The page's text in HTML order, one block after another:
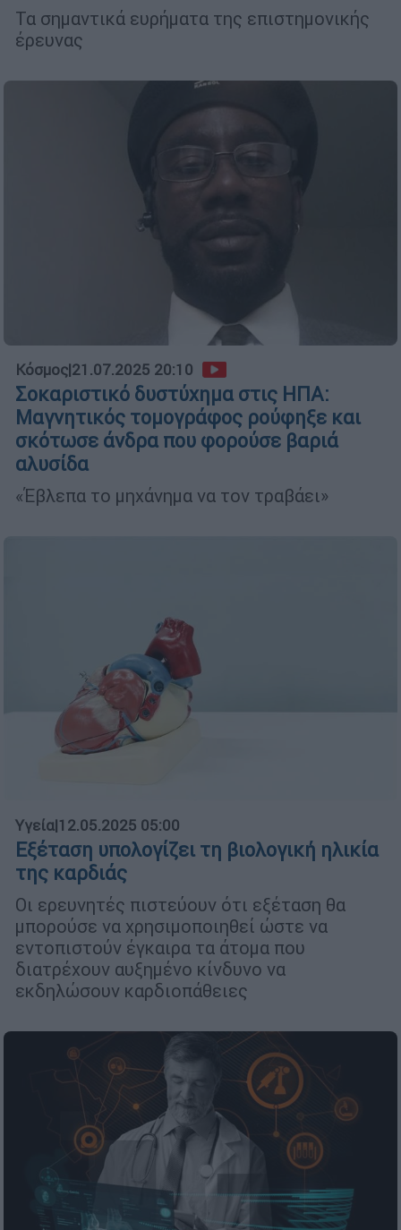
Τα σημαντικά ευρήματα της επιστημονικής
έρευνας
Κόσμος|21.07.2025 20:10
Σοκαριστικό δυστύχημα στις ΗΠΑ:
Μαγνητικός τομογράφος ρούφηξε και
σκότωσε άνδρα που φορούσε βαριά
αλυσίδα
«Έβλεπα το μηχάνημα να τον τραβάει»
Υγεία|12.05.2025 05:00
Εξέταση υπολογίζει τη βιολογική ηλικία
της καρδιάς
Οι ερευνητές πιστεύουν ότι εξέταση θα
μπορούσε να χρησιμοποιηθεί ώστε να
εντοπιστούν έγκαιρα τα άτομα που
διατρέχουν αυξημένο κίνδυνο να
εκδηλώσουν καρδιοπάθειες